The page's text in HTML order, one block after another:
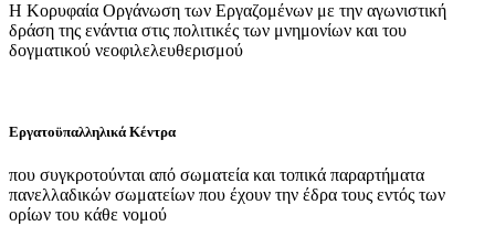
Η Κορυφαία Οργάνωση των Εργαζομένων με την αγωνιστική
δράση της ενάντια στις πολιτικές των μνημονίων και του
δογματικού νεοφιλελευθερισμού
Εργατοϋπαλληλικά Κέντρα
που συγκροτούνται από σωματεία και τοπικά παραρτήματα
πανελλαδικών σωματείων που έχουν την έδρα τους εντός των
ορίων του κάθε νομού